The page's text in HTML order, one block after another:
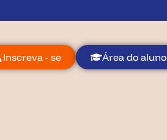
Inscreva - se Área do aluno